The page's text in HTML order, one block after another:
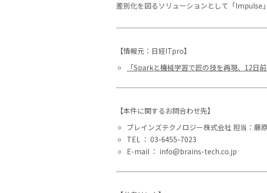
差別化を図るソリューションとして「Impulse
【情報元：日経ITpro】
「Sparkと機械学習で匠の技を再現、12日
【本件に関するお問合わせ先】
ブレインズテクノロジー株式会社 担当：藤
TEL ： 03-6455-7023
E-mail ： info@brains-tech.co.jp